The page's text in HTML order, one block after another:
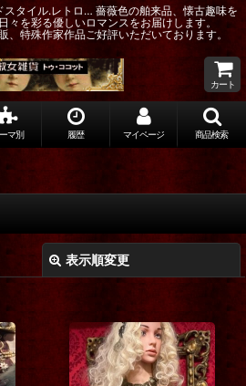
スタイル.レトロ… 薔薇色の舶来品、懐古趣味を
々を彩る優しいロマンスをお届けします。
、特殊作家作品ご好評いただいております。
カート
マ別 履歴 マイページ 商品検索
表示順変更